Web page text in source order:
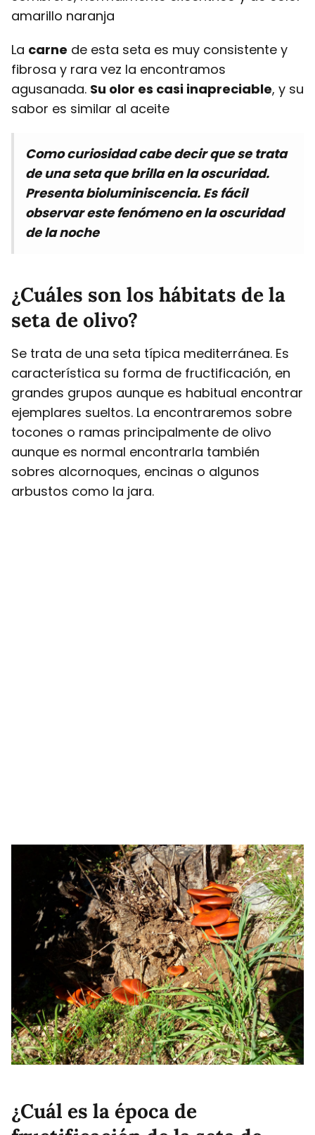
amarillo naranja
La carne de esta seta es muy consistente y
fibrosa y rara vez la encontramos
agusanada. Su olor es casi inapreciable, y su
sabor es similar al aceite
Como curiosidad cabe decir que se trata
de una seta que brilla en la oscuridad.
Presenta bioluminiscencia. Es fácil
observar este fenómeno en la oscuridad
de la noche
¿Cuáles son los hábitats de la
seta de olivo?
Se trata de una seta típica mediterránea. Es
característica su forma de fructificación, en
grandes grupos aunque es habitual encontrar
ejemplares sueltos. La encontraremos sobre
tocones o ramas principalmente de olivo
aunque es normal encontrarla también
sobres alcornoques, encinas o algunos
arbustos como la jara.
¿Cuál es la época de